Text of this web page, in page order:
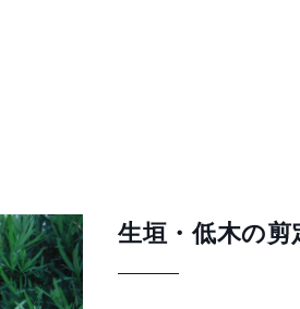
生垣・低木の剪